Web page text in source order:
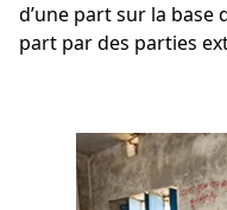
d’une part sur la base
part par des parties